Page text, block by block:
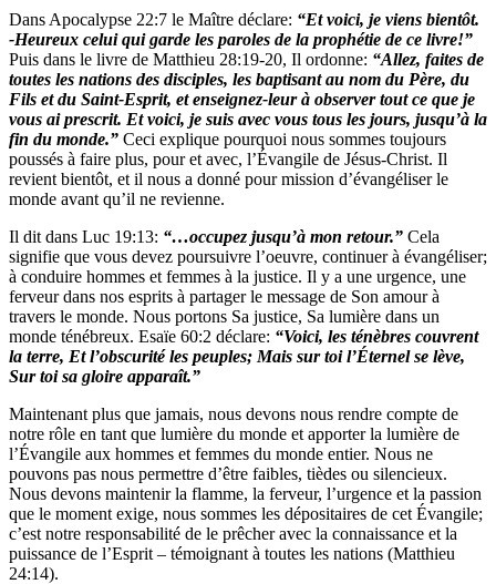
Dans Apocalypse 22:7 le Maître déclare: “Et voici, je viens bientôt.
-Heureux celui qui garde les paroles de la prophétie de ce livre!”
Puis dans le livre de Matthieu 28:19-20, Il ordonne: “Allez, faites de
toutes les nations des disciples, les baptisant au nom du Père, du
Fils et du Saint-Esprit, et enseignez-leur à observer tout ce que je
vous ai prescrit. Et voici, je suis avec vous tous les jours, jusqu’à la
fin du monde.” Ceci explique pourquoi nous sommes toujours
poussés à faire plus, pour et avec, l’Évangile de Jésus-Christ. Il
revient bientôt, et il nous a donné pour mission d’évangéliser le
monde avant qu’il ne revienne.
Il dit dans Luc 19:13: “…occupez jusqu’à mon retour.” Cela
signifie que vous devez poursuivre l’oeuvre, continuer à évangéliser;
à conduire hommes et femmes à la justice. Il y a une urgence, une
ferveur dans nos esprits à partager le message de Son amour à
travers le monde. Nous portons Sa justice, Sa lumière dans un
monde ténébreux. Esaïe 60:2 déclare: “Voici, les ténèbres couvrent
la terre, Et l’obscurité les peuples; Mais sur toi l’Éternel se lève,
Sur toi sa gloire apparaît.”
Maintenant plus que jamais, nous devons nous rendre compte de
notre rôle en tant que lumière du monde et apporter la lumière de
l’Évangile aux hommes et femmes du monde entier. Nous ne
pouvons pas nous permettre d’être faibles, tièdes ou silencieux.
Nous devons maintenir la flamme, la ferveur, l’urgence et la passion
que le moment exige, nous sommes les dépositaires de cet Évangile;
c’est notre responsabilité de le prêcher avec la connaissance et la
puissance de l’Esprit – témoignant à toutes les nations (Matthieu
24:14).